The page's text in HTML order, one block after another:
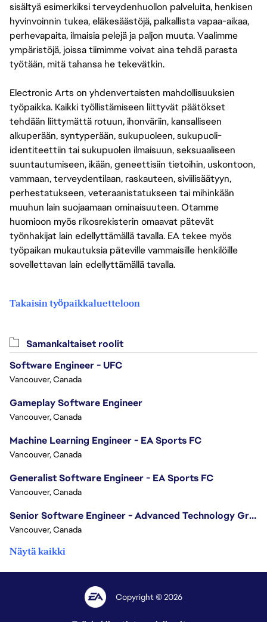
sisältyä esimerkiksi terveydenhuollon palveluita, henkisen
hyvinvoinnin tukea, eläkesäästöjä, palkallista vapaa-aikaa,
perhevapaita, ilmaisia pelejä ja paljon muuta. Vaalimme
ympäristöjä, joissa tiimimme voivat aina tehdä parasta
työtään, mitä tahansa he tekevätkin.
Electronic Arts on yhdenvertaisten mahdollisuuksien
työpaikka. Kaikki työllistämiseen liittyvät päätökset
tehdään liittymättä rotuun, ihonväriin, kansalliseen
alkuperään, syntyperään, sukupuoleen, sukupuoli-
identiteettiin tai sukupuolen ilmaisuun, seksuaaliseen
suuntautumiseen, ikään, geneettisiin tietoihin, uskontoon,
vammaan, terveydentilaan, raskauteen, siviilisäätyyn,
perhestatukseen, veteraanistatukseen tai mihinkään
muuhun lain suojaamaan ominaisuuteen. Otamme
huomioon myös rikosrekisterin omaavat pätevät
työnhakijat lain edellyttämällä tavalla. EA tekee myös
työpaikan mukautuksia päteville vammaisille henkilöille
sovellettavan lain edellyttämällä tavalla.
Takaisin työpaikkaluetteloon
Samankaltaiset roolit
Software Engineer - UFC
Vancouver, Canada
Gameplay Software Engineer
Vancouver, Canada
Machine Learning Engineer - EA Sports FC
Vancouver, Canada
Generalist Software Engineer - EA Sports FC
Vancouver, Canada
Senior Software Engineer - Advanced Technology Group
Vancouver, Canada
Näytä kaikki
Copyright © 2026